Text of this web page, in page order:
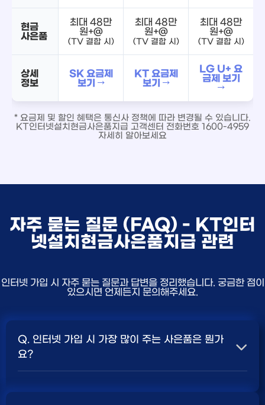
현금
사은품
최대 48만
원+@
(TV 결합 시)
최대 48만
원+@
(TV 결합 시)
최대 48만
원+@
(TV 결합 시)
상세
정보
SK 요금제
보기 →
KT 요금제
보기 →
LG U+ 요
금제 보기
→
* 요금제 및 할인 혜택은 통신사 정책에 따라 변경될 수 있습니다.
KT인터넷설치현금사은품지급 고객센터 전화번호 1600-4959
자세히 알아보세요
자주 묻는 질문 (FAQ) - KT인터
넷설치현금사은품지급 관련
인터넷 가입 시 자주 묻는 질문과 답변을 정리했습니다. 궁금한 점이
있으시면 언제든지 문의해주세요.
Q. 인터넷 가입 시 가장 많이 주는 사은품은 뭔가
요?